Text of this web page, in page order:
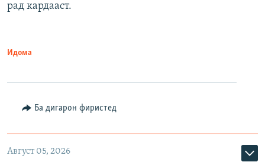
рад кардааст.
Идома
Ба дигарон фиристед
Август 05, 2026